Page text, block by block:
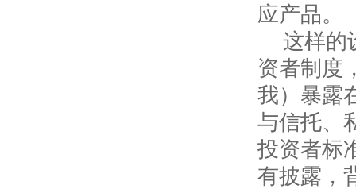
应产品。
这样的
资者制度
我）暴露
与信托、
投资者标
有披露，